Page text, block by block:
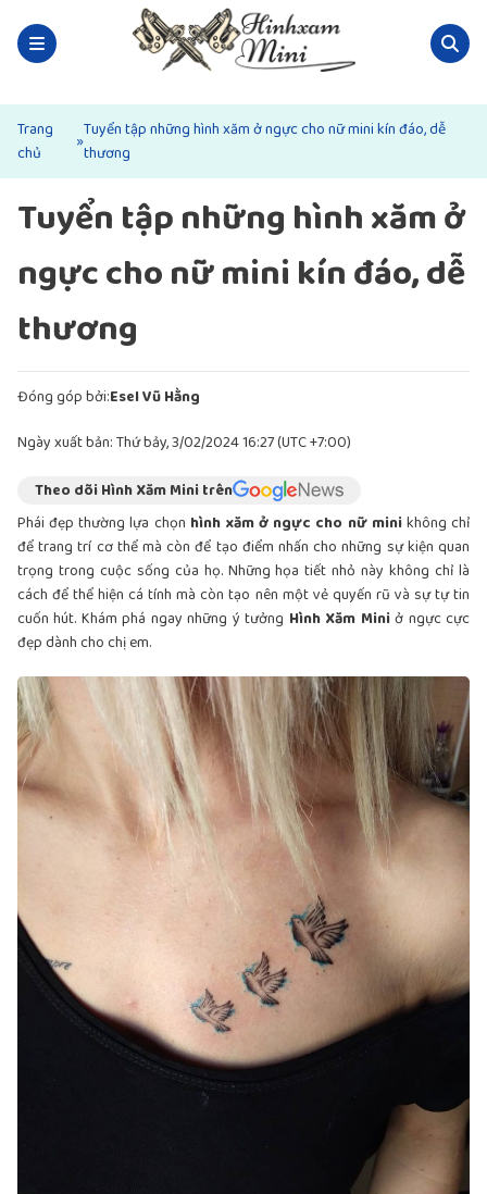
Trang
chủ
»Tuyển tập những hình xăm ở ngực cho nữ mini kín đáo, dễ
thương
Tuyển tập những hình xăm ở
ngực cho nữ mini kín đáo, dễ
thương
Đóng góp bởi:Esel Vũ Hằng
Ngày xuất bản: Thứ bảy, 3/02/2024 16:27 (UTC +7:00)
Theo dõi Hình Xăm Mini trên
Phái đẹp thường lựa chọn hình xăm ở ngực cho nữ minikhông chỉ
để trang trí cơ thể mà còn để tạo điểm nhấn cho những sự kiện quan
trọng trong cuộc sống của họ. Những họa tiết nhỏ này không chỉ là
cách để thể hiện cá tính mà còn tạo nên một vẻ quyến rũ và sự tự tin
cuốn hút. Khám phá ngay những ý tưởng Hình Xăm Miniở ngực cực
đẹp dành cho chị em.